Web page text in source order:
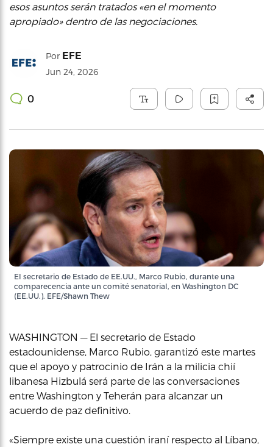
esos asuntos serán tratados «en el momento
apropiado» dentro de las negociaciones.
Por EFE
Jun 24, 2026
0
El secretario de Estado de EE.UU., Marco Rubio, durante una
comparecencia ante un comité senatorial, en Washington DC
(EE.UU.). EFE/Shawn Thew
WASHINGTON — El secretario de Estado
estadounidense, Marco Rubio, garantizó este martes
que el apoyo y patrocinio de Irán a la milicia chií
libanesa Hizbulá será parte de las conversaciones
entre Washington y Teherán para alcanzar un
acuerdo de paz definitivo.
«Siempre existe una cuestión iraní respecto al Líbano,